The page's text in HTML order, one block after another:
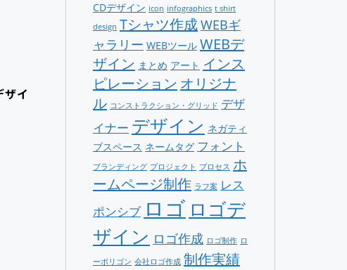
ザイ
CDデザイン icon infographics t shirt
design Tシャツ作成WEBギ
ャラリー WEBツール WEBデ
ザイン まとめ アート インス
ピレーション オリジナ
ル コンストラクション・グリッド デザ
イナー デザイン ネガティ
ブスペース ネームタグ フォント
ブランディング プロジェクト プロセス ホ
ームページ制作 ラフ案 レス
ポンシブ ロゴ ロゴデ
ザイン ロゴ作成 ロゴ制作 ロ
ーポリゴン 会社ロゴ作成 制作実績